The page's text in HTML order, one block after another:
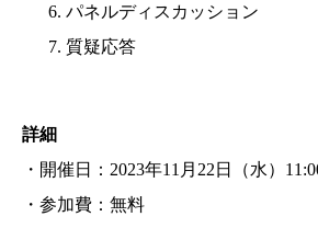
パネルディスカッション
質疑応答
詳細
・開催日：2023年11月22日（水）
・参加費：無料